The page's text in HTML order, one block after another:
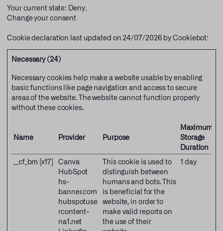
Your current state: Deny.
Change your consent
Cookie declaration last updated on 24/07/2026 byCookiebot:
Necessary (24)
Necessary cookies help make a website usable by enabling
basic functions like page navigation and access to secure
areas of the website. The website cannot function properly
without these cookies.
Name Provider Purpose
Maximum
Storage
Duration
__cf_bm [x17]
Canva
HubSpot
hs-
banner.com
hubspotuse
rcontent-
na1.net
This cookie is used to
distinguish between
humans and bots. This
is beneficial for the
website, in order to
make valid reports on
the use of their
1 day